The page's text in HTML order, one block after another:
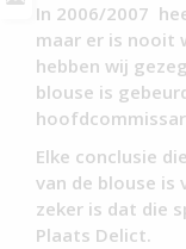
In 2006/2007
maar er is nooit
hebben wij
blouse is
Elke conclusie
van de blouse is
zeker is dat die
Plaats Delict.